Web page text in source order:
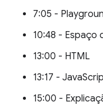
7:05 -
10:48 - Espaço
13:00 - HTML
13:17 -
15:00 -